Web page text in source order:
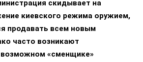
скидывает на
киевского режима оружием,
продавать всем новым
часто возникают
«сменщике»